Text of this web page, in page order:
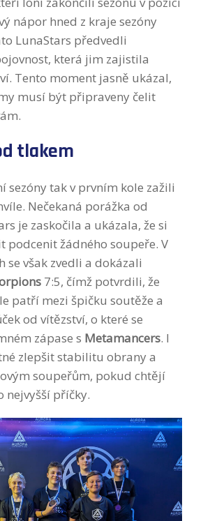
nápor hned z kraje sezóny
LunaStars předvedli
která jim zajistila
Tento moment jasně ukázal,
musí být připraveny čelit
tlakem
sezóny tak v prvním kole zažili
Nečekaná porážka od
je zaskočila a ukázala, že si
podcenit žádného soupeře. V
se však zvedli a dokázali
7:5, čímž potvrdili, že
patří mezi špičku soutěže a
od vítězství, o které se
zápase s Metamancers. I
zlepšit stabilitu obrany a
soupeřům, pokud chtějí
nejvyšší příčky.